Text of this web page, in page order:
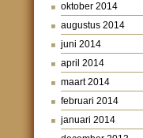
oktober 2014
augustus 2014
juni 2014
april 2014
maart 2014
februari 2014
januari 2014